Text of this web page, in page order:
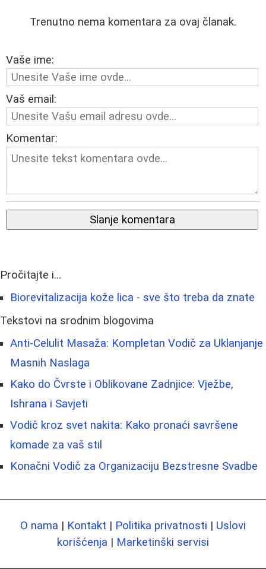
Trenutno nema komentara za ovaj članak.
Vaše ime:
Vaš email:
Komentar:
Slanje komentara
Pročitajte i...
Biorevitalizacija kože lica - sve što treba da znate
Tekstovi na srodnim blogovima
Anti-Celulit Masaža: Kompletan Vodič za Uklanjanje
Masnih Naslaga
Kako do Čvrste i Oblikovane Zadnjice: Vježbe,
Ishrana i Savjeti
Vodič kroz svet nakita: Kako pronaći savršene
komade za vaš stil
Konačni Vodič za Organizaciju Bezstresne Svadbe
O nama | Kontakt | Politika privatnosti | Uslovi
korišćenja | Marketinški servisi